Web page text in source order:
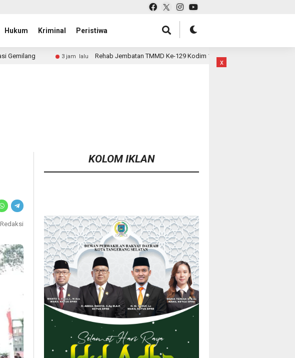
Hukum Kriminal Peristiwa
Rehab Jembatan TMMD Ke-129 Kodim 1807/Sorsel Hampir Rampung, Perkuat Akses dan
Redaksi
KOLOM IKLAN
x